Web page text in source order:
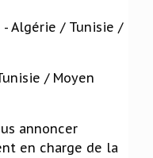
- Algérie / Tunisie /
/ Moyen
annoncer
en charge de la